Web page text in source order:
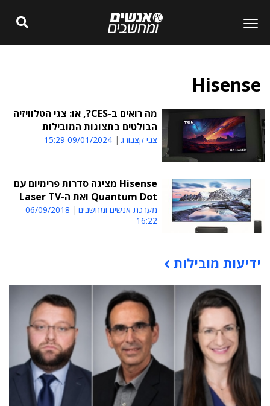
Hisense
מה רואים ב-CES?, או: צגי הטלוויזיה
הבולטים בתצוגות המובילות
צבי קצבורג 09/01/2024 15:29
Hisense מציגה סדרות פרימיום עם
Quantum Dot ואת ה-Laser TV
מערכת אנשים ומחשבים
06/09/2018
16:22
תוכן פרסומי
ידיעות מובילות